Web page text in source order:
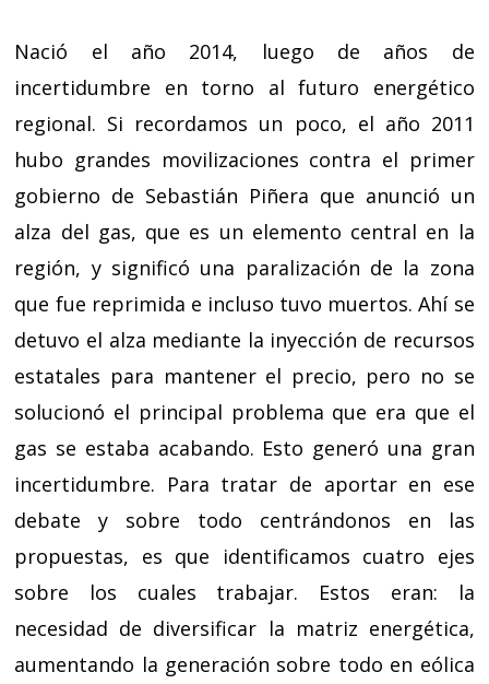
Nació el año 2014, luego de años de
incertidumbre en torno al futuro energético
regional. Si recordamos un poco, el año 2011
hubo grandes movilizaciones contra el primer
gobierno de Sebastián Piñera que anunció un
alza del gas, que es un elemento central en la
región, y significó una paralización de la zona
que fue reprimida e incluso tuvo muertos. Ahí se
detuvo el alza mediante la inyección de recursos
estatales para mantener el precio, pero no se
solucionó el principal problema que era que el
gas se estaba acabando. Esto generó una gran
incertidumbre. Para tratar de aportar en ese
debate y sobre todo centrándonos en las
propuestas, es que identificamos cuatro ejes
sobre los cuales trabajar. Estos eran: la
necesidad de diversificar la matriz energética,
aumentando la generación sobre todo en eólica